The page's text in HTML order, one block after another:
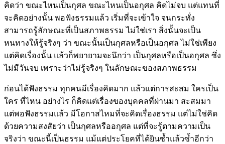
คิดว่า ขณะไหนเป็นกุศล ขณะไหนเป็นอกุศล คิดไม่จบ แต่แทนที่
จะคิดอย่างนั้น พอฟังธรรมแล้ว เริ่มที่จะเข้าใจ จนกระทั่ง
สามารถรู้ลักษณะที่เป็นสภาพธรรม ไม่ใช่เรา สิ่งนั้นจะเป็น
หนทางให้รู้จริงๆ ว่า ขณะนั้นเป็นกุศลหรือเป็นอกุศล ไม่ใช่เพียง
แต่คิดเรื่องนั้น แล้วก็พยายามจะนึกว่า เป็นกุศลหรือเป็นอกุศล ซึ่ง
ไม่มีวันจบ เพราะว่าไม่รู้จริงๆ ในลักษณะของสภาพธรรม
ก่อนได้ฟังธรรม ทุกคนมีเรื่องคิดมาก แล้วแต่การสะสม ใครเป็น
ใคร ที่ไหน อย่างไร ก็คิดแต่เรื่องของบุคคลที่ผ่านมา สะสมมา
แต่พอฟังธรรมแล้ว มีโอกาสไหมที่จะคิดเรื่องธรรม แต่ไม่ใช่คิด
ด้วยความสงสัยว่า เป็นกุศลหรืออกุศล แต่ที่จะรู้ตามความเป็น
จริงว่า ขณะนี้เป็นธรรม แม้แต่ประโยคที่ได้ยินซ้ำแล้วซ้ำอีกว่า